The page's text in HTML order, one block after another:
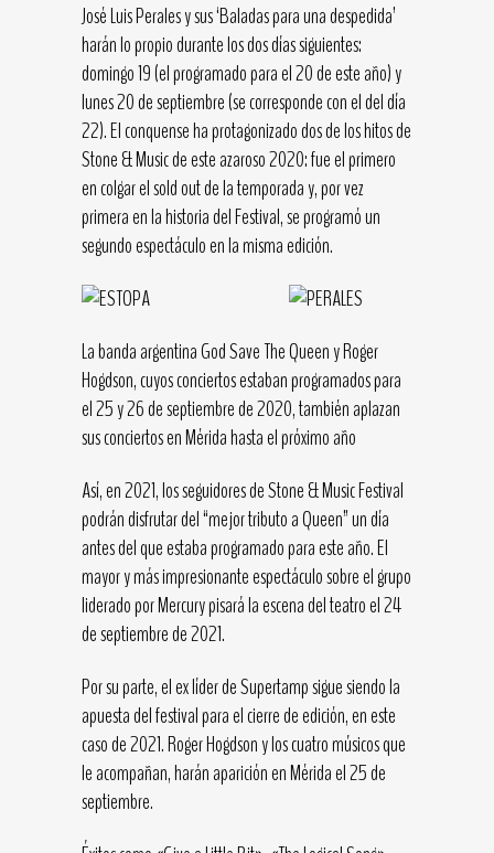
José Luis Perales y sus ‘Baladas para una despedida’
harán lo propio durante los dos días siguientes:
domingo 19 (el programado para el 20 de este año) y
lunes 20 de septiembre (se corresponde con el del día
22). El conquense ha protagonizado dos de los hitos de
Stone & Music de este azaroso 2020: fue el primero
en colgar el sold out de la temporada y, por vez
primera en la historia del Festival, se programó un
segundo espectáculo en la misma edición.
La banda argentina God Save The Queen y Roger
Hogdson, cuyos conciertos estaban programados para
el 25 y 26 de septiembre de 2020, también aplazan
sus conciertos en Mérida hasta el próximo año
Así, en 2021, los seguidores de Stone & Music Festival
podrán disfrutar del “mejor tributo a Queen” un día
antes del que estaba programado para este año. El
mayor y más impresionante espectáculo sobre el grupo
liderado por Mercury pisará la escena del teatro el 24
de septiembre de 2021.
Por su parte, el ex líder de Supertamp sigue siendo la
apuesta del festival para el cierre de edición, en este
caso de 2021. Roger Hogdson y los cuatro músicos que
le acompañan, harán aparición en Mérida el 25 de
septiembre.